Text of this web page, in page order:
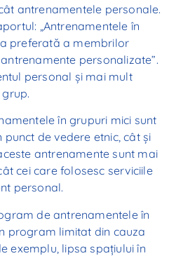
antrenamentele personale.
„Antrenamentele în
preferată a membrilor
personalizate”.
personal și mai mult
în grupuri mici sunt
de vedere etnic, cât și
antrenamente sunt mai
cei care folosesc serviciile
personal.
de antrenamentele în
program limitat din cauza
exemplu, lipsa spațiului în